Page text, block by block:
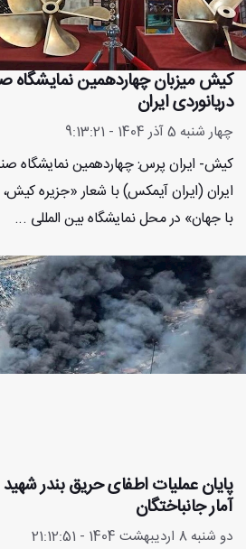
کیش میزبان چهاردهمین نمایشگاه
دریانوردی ایران
چهار شنبه 5 آذر 1404 - 9:13:21
کیش- ایران پرس: چهاردهمین نمایشگاه
ایران (ایران آیمکس) با شعار «جزیره کیش،
با جهان» در محل نمایشگاه بین المللی ...
پایان عملیات اطفای حریق بندر
آمار جانباختگان
دو شنبه 8 اردیبهشت 1404 - 21:12:51